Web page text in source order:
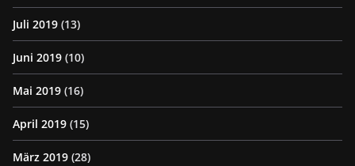
Juli 2019 (13)
Juni 2019 (10)
Mai 2019 (16)
April 2019 (15)
März 2019 (28)